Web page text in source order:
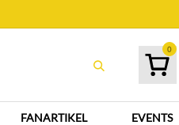
0
FANARTIKEL EVENTS